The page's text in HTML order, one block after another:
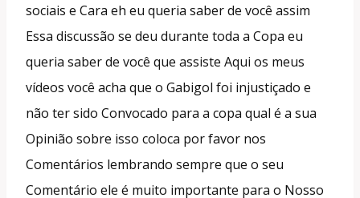
sociais e Cara eh eu queria saber de você assim
Essa discussão se deu durante toda a Copa eu
queria saber de você que assiste Aqui os meus
vídeos você acha que o Gabigol foi injustiçado e
não ter sido Convocado para a copa qual é a sua
Opinião sobre isso coloca por favor nos
Comentários lembrando sempre que o seu
Comentário ele é muito importante para o Nosso